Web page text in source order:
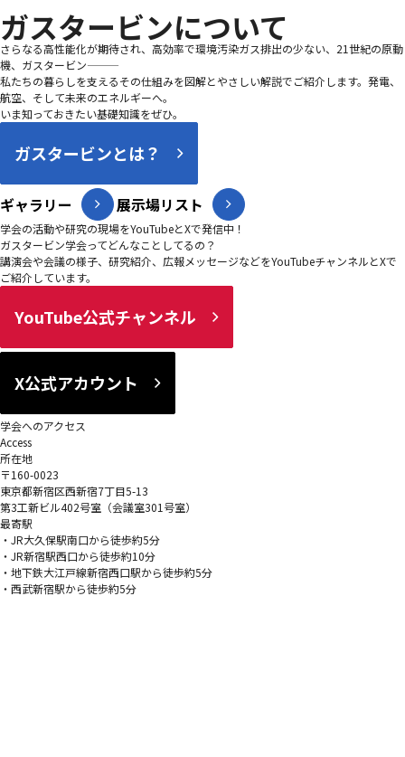
ガスタービンについて
さらなる高性能化が期待され、高効率で環境汚染ガス排出の少ない、21世紀の原動
機、ガスタービン―――
私たちの暮らしを支えるその仕組みを図解とやさしい解説でご紹介します。発電、
航空、そして未来のエネルギーへ。
いま知っておきたい基礎知識をぜひ。
ガスタービンとは？
ギャラリー 展示場リスト
学会の活動や研究の現場をYouTubeとXで発信中！
ガスタービン学会ってどんなことしてるの？
講演会や会議の様子、研究紹介、広報メッセージなどをYouTubeチャンネルとXで
ご紹介しています。
YouTube公式チャンネル
X公式アカウント
学会へのアクセス
Access
所在地
〒160-0023
東京都新宿区西新宿7丁目5-13
第3工新ビル402号室（会議室301号室）
最寄駅
・JR大久保駅南口から徒歩約5分
・JR新宿駅西口から徒歩約10分
・地下鉄大江戸線新宿西口駅から徒歩約5分
・西武新宿駅から徒歩約5分